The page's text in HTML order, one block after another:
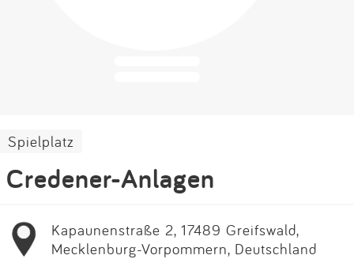
Impressum
Spielplatz
Credener-Anlagen
Kapaunenstraße 2, 17489 Greifswald,
Mecklenburg-Vorpommern, Deutschland